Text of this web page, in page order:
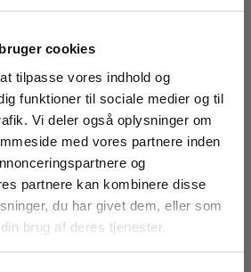
cookies
tilpasse vores indhold og
funktioner til sociale medier og til
Vi deler også oplysninger om
med vores partnere inden
og
partnere kan kombinere disse
du har givet dem, eller som
brug af deres tjenester.
batteri
for